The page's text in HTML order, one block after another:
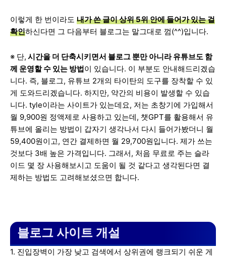
이렇게 한 번이라도 내가 쓴 글이 상위 5위 안에 들어가 있는 걸
확인하신다면 그 다음부터 블로그는 말그대로 껌(^^)입니다.
※ 단, 시간을 더 단축시키면서 블로그 뿐만 아니라 유튜브도 함
께 운영할 수 있는 방법이 있습니다. 이 부분도 안내해드리겠습
니다. 즉, 블로그, 유튜브 2개의 타이탄의 도구를 장착할 수 있
게 도와드리겠습니다. 하지만, 약간의 비용이 발생할 수 있습
니다. tyle이라는 사이트가 있는데요, 저는 초창기에 가입해서
월 9,900원 정액제로 사용하고 있는데, 챗GPT를 활용해서 유
튜브에 올리는 방법이 갑자기 생각나서 다시 들어가봤더니 월
59,400원이고, 연간 결제하면 월 29,700원입니다. 제가 쓰는
것보다 3배 높은 가격입니다. 그래서, 처음 무료로 주는 슬라
이드 몇 장 사용해보시고 도움이 될 것 같다고 생각된다면 결
제하는 방법도 고려해보셨으면 합니다.
블로그 사이트 개설
1. 진입장벽이 가장 낮고 검색에서 상위권에 랭크되기 쉬운 게